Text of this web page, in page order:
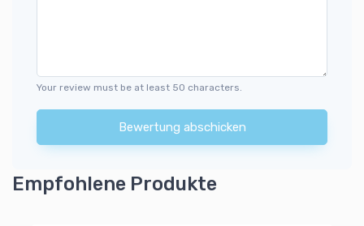
Your review must be at least 50 characters.
Bewertung abschicken
Empfohlene Produkte